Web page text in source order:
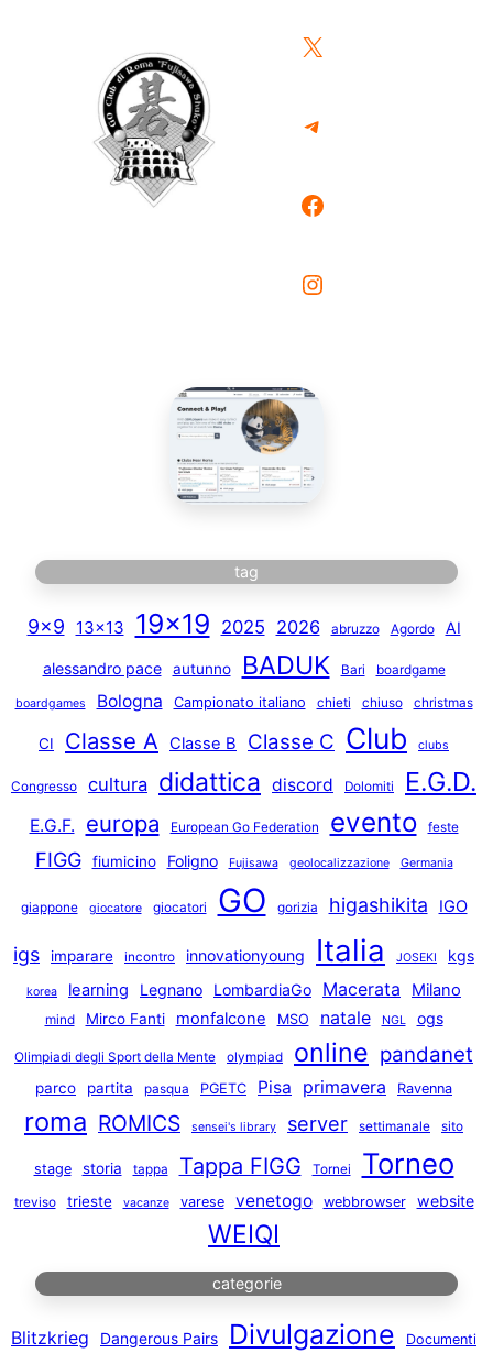
X
Telegram
Facebook
Instagram
tag
9×9 13×13 19×19 2025 2026 abruzzo Agordo AI
alessandro pace autunno BADUK Bari boardgame
boardgames Bologna Campionato italiano chieti chiuso christmas
CI Classe A Classe B Classe C Club clubs
Congresso cultura didattica discord Dolomiti E.G.D.
E.G.F. europa European Go Federation evento feste
FIGG fiumicino Foligno Fujisawa geolocalizzazione Germania
giappone giocatore giocatori GO gorizia higashikita IGO
igs imparare incontro innovationyoung Italia JOSEKI kgs
korea learning Legnano LombardiaGo Macerata Milano
mind Mirco Fanti monfalcone MSO natale NGL ogs
Olimpiadi degli Sport della Mente olympiad online pandanet
parco partita pasqua PGETC Pisa primavera Ravenna
roma ROMICS sensei's library server settimanale sito
stage storia tappa Tappa FIGG Tornei Torneo
treviso trieste vacanze varese venetogo webbrowser website
WEIQI
categorie
Blitzkrieg Dangerous Pairs Divulgazione Documenti